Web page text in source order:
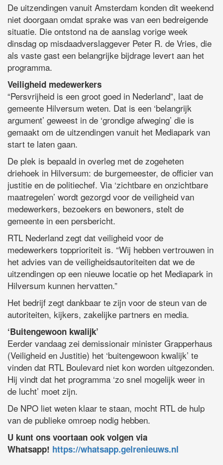
De uitzendingen vanuit Amsterdam konden dit weekend
niet doorgaan omdat sprake was van een bedreigende
situatie. Die ontstond na de aanslag vorige week
dinsdag op misdaadverslaggever Peter R. de Vries, die
als vaste gast een belangrijke bijdrage levert aan het
programma.
Veiligheid medewerkers
“Persvrijheid is een groot goed in Nederland”, laat de
gemeente Hilversum weten. Dat is een ‘belangrijk
argument’ geweest in de ‘grondige afweging’ die is
gemaakt om de uitzendingen vanuit het Mediapark van
start te laten gaan.
De plek is bepaald in overleg met de zogeheten
driehoek in Hilversum: de burgemeester, de officier van
justitie en de politiechef. Via ‘zichtbare en onzichtbare
maatregelen’ wordt gezorgd voor de veiligheid van
medewerkers, bezoekers en bewoners, stelt de
gemeente in een persbericht.
RTL Nederland zegt dat veiligheid voor de
medewerkers topprioriteit is. “Wij hebben vertrouwen in
het advies van de veiligheidsautoriteiten dat we de
uitzendingen op een nieuwe locatie op het Mediapark in
Hilversum kunnen hervatten.”
Het bedrijf zegt dankbaar te zijn voor de steun van de
autoriteiten, kijkers, zakelijke partners en media.
‘Buitengewoon kwalijk’
Eerder vandaag zei demissionair minister Grapperhaus
(Veiligheid en Justitie) het ‘buitengewoon kwalijk’ te
vinden dat RTL Boulevard niet kon worden uitgezonden.
Hij vindt dat het programma ‘zo snel mogelijk weer in
de lucht’ moet zijn.
De NPO liet weten klaar te staan, mocht RTL de hulp
van de publieke omroep nodig hebben.
U kunt ons voortaan ook volgen via
Whatsapp! https://whatsapp.gelrenieuws.nl